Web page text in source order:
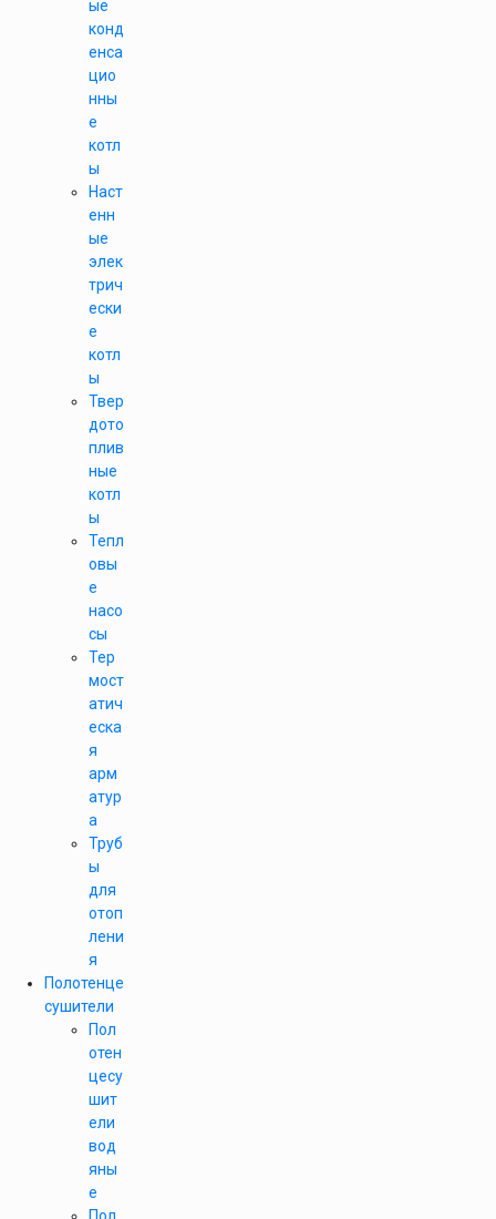
ые
конд
енса
цио
нны
е
котл
ы
Наст
енн
ые
элек
трич
ески
е
котл
ы
Твер
дото
плив
ные
котл
ы
Тепл
овы
е
насо
сы
Тер
мост
атич
еска
я
арм
атур
а
Труб
ы
для
отоп
лени
я
Полотенце
сушители
Пол
отен
цесу
шит
ели
вод
яны
е